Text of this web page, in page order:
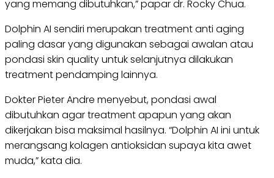
yang memang dibutuhkan,” papar dr. Rocky Chua.
Dolphin AI sendiri merupakan treatment anti aging
paling dasar yang digunakan sebagai awalan atau
pondasi skin quality untuk selanjutnya dilakukan
treatment pendamping lainnya.
Dokter Pieter Andre menyebut, pondasi awal
dibutuhkan agar treatment apapun yang akan
dikerjakan bisa maksimal hasilnya. “Dolphin AI ini untuk
merangsang kolagen antioksidan supaya kita awet
muda,” kata dia.